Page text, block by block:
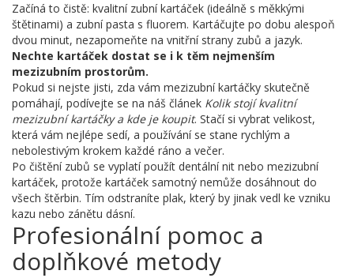
Začíná to čistě: kvalitní zubní kartáček (ideálně s měkkými
štětinami) a zubní pasta s fluorem. Kartáčujte po dobu alespoň
dvou minut, nezapomeňte na vnitřní strany zubů a jazyk.
Nechte kartáček dostat se i k těm nejmenším
mezizubním prostorům.
Pokud si nejste jisti, zda vám mezizubní kartáčky skutečně
pomáhají, podívejte se na náš článek Kolik stojí kvalitní
mezizubní kartáčky a kde je koupit. Stačí si vybrat velikost,
která vám nejlépe sedí, a používání se stane rychlým a
nebolestivým krokem každé ráno a večer.
Po čištění zubů se vyplatí použít dentální nit nebo mezizubní
kartáček, protože kartáček samotný nemůže dosáhnout do
všech štěrbin. Tím odstraníte plak, který by jinak vedl ke vzniku
kazu nebo zánětu dásní.
Profesionální pomoc a
doplňkové metody